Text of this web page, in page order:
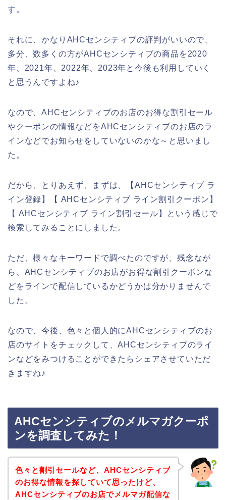
す。
それに、かなりAHCセンシティブの評判がいいので、
多分、数多くの方がAHCセンシティブの商品を2020
年、2021年、2022年、2023年と今後も利用していく
と思うんですよね♪
なので、AHCセンシティブのお店のお得な割引セール
やクーポンの情報などをAHCセンシティブのお店のラ
インなどでお知らせをしていないのかな～と思いまし
た。
だから、とりあえず、まずは、【AHCセンシティブ ラ
イン登録】【 AHCセンシティブ ライン割引クーポン】
【 AHCセンシティブ ライン割引セール】という感じで
検索してみることにしました。
ただ、様々なキーワードで調べたのですが、残念なが
ら、AHCセンシティブのお店がお得な割引クーポンな
どをラインで配信しているかどうかは分かりませんで
した。
なので、今後、色々と個人的にAHCセンシティブのお
店のサイトをチェックして、AHCセンシティブのライ
ンなどをみつけることができたらシェアさせていただ
きますね♪
AHCセンシティブのメルマガクーポ
ンを調査してみた！
色々と割引セールなど、AHCセンシティブ
のお得な情報を探していて思ったけど、
AHCセンシティブのお店でメルマガ配信な